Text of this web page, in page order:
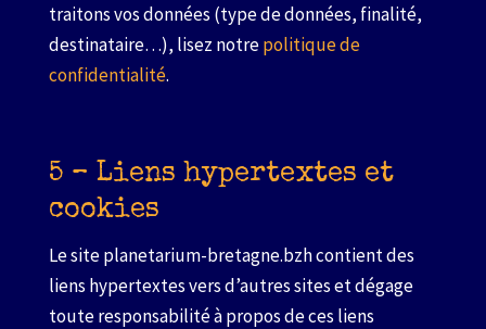
traitons vos données (type de données, finalité,
destinataire…), lisez notrepolitique de
confidentialité.
5 – Liens hypertextes et
cookies
Le site planetarium-bretagne.bzh contient des
liens hypertextes vers d’autres sites et dégage
toute responsabilité à propos de ces liens